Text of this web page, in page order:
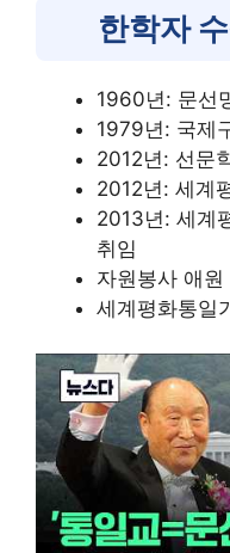
한학자
1960년: 문선
1979년: 국제
2012년: 선문
2012년: 세계
2013년: 세계
취임
자원봉사 애원
세계평화통일